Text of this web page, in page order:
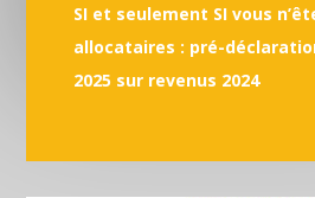
SI et seulement SI vous
allocataires : pré-
2025 sur revenus 2024